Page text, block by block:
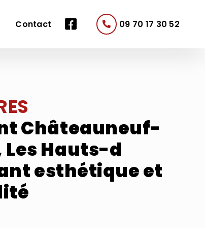
Contact 09 70 17 30 52
Châteauneuf-
Hauts-d
esthétique et